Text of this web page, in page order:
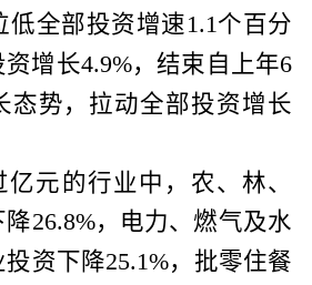
低全部投资增速1.1个百分
资增长4.9%，结束自上年6
态势，拉动全部投资增长
元的行业中，农、林、
降26.8%，电力、燃气及水
资下降25.1%，批零住餐